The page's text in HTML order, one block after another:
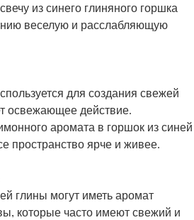
из синего глиняного горшка
веселую и расслабляющую
для создания свежей
освежающее действие.
аромата в горшок из синей
пространство ярче и живее.
глины могут иметь аромат
которые часто имеют свежий и